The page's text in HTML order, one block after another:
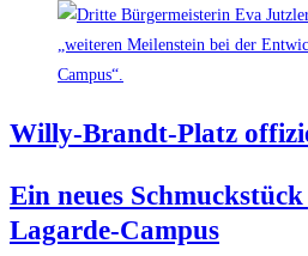
Wil­ly-Brandt-Platz
Ein neu­es
Lagarde-Campus